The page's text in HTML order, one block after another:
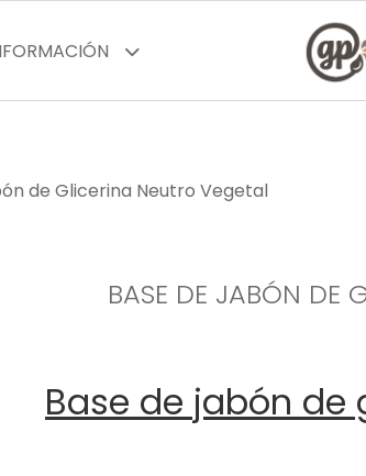
de Glicerina Neutro Vegetal
BASE DE JABÓN DE
Base de jabón de